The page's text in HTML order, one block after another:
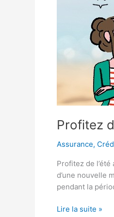
Profitez
Assurance,
Profitez de
d’une nouvelle
pendant la
Lire la suite »